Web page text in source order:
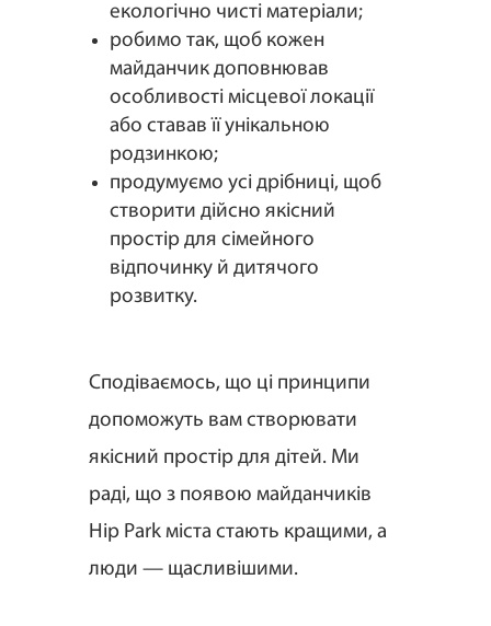
екологічно чисті матеріали;
робимо так, щоб кожен
майданчик доповнював
особливості місцевої локації
або ставав її унікальною
родзинкою;
продумуємо усі дрібниці, щоб
створити дійсно якісний
простір для сімейного
відпочинку й дитячого
розвитку.
Сподіваємось, що ці принципи
допоможуть вам створювати
якісний простір для дітей. Ми
раді, що з появою майданчиків
Hip Park міста стають кращими, а
люди — щасливішими.